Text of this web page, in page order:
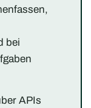
bei
APIs